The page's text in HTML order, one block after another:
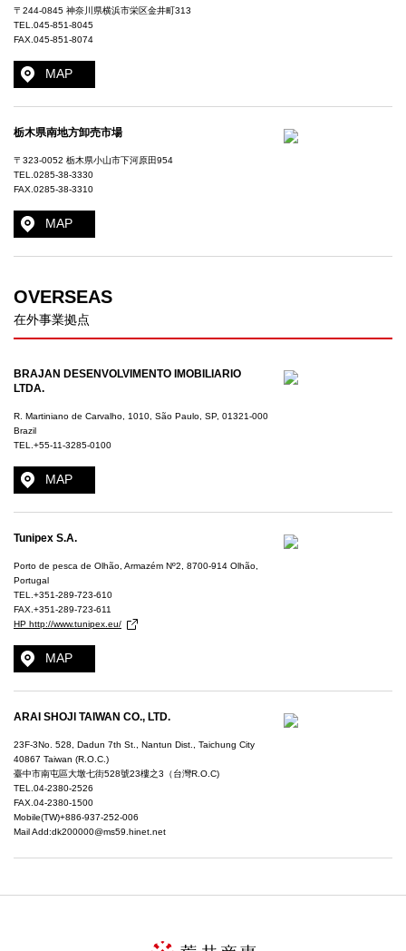
〒244-0845 神奈川県横浜市栄区金井町313
TEL. 045-851-8045
FAX.045-851-8074
MAP
栃木県南地方卸売市場
〒323-0052 栃木県小山市下河原田954
TEL. 0285-38-3330
FAX.0285-38-3310
MAP
OVERSEAS
在外事業拠点
BRAJAN DESENVOLVIMENTO IMOBILIARIO
LTDA.
R. Martiniano de Carvalho, 1010, São Paulo, SP, 01321-000
Brazil
TEL.+55-11-3285-0100
MAP
Tunipex S.A.
Porto de pesca de Olhão, Armazém Nº2, 8700-914 Olhão,
Portugal
TEL.+351-289-723-610
FAX.+351-289-723-611
HP http://www.tunipex.eu/
MAP
ARAI SHOJI TAIWAN CO., LTD.
23F-3No. 528, Dadun 7th St., Nantun Dist., Taichung City
40867 Taiwan (R.O.C.)
臺中市南屯區大墩七街528號23樓之3（台灣R.O.C)
TEL. 04-2380-2526
FAX.04-2380-1500
Mobile(TW)+886-937-252-006
Mail Add:dk200000@ms59.hinet.net